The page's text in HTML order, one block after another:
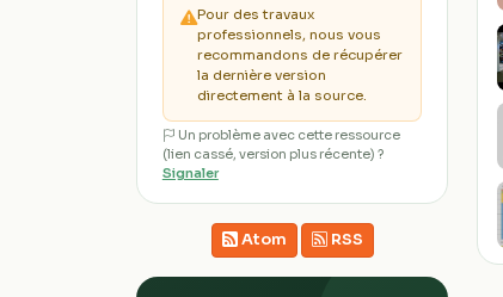
Pour des travaux
professionnels, nous vous
recommandons de récupérer
la dernière version
directement à la source.
Un problème avec cette ressource
(lien cassé, version plus récente) ?
Signaler
Atom RSS